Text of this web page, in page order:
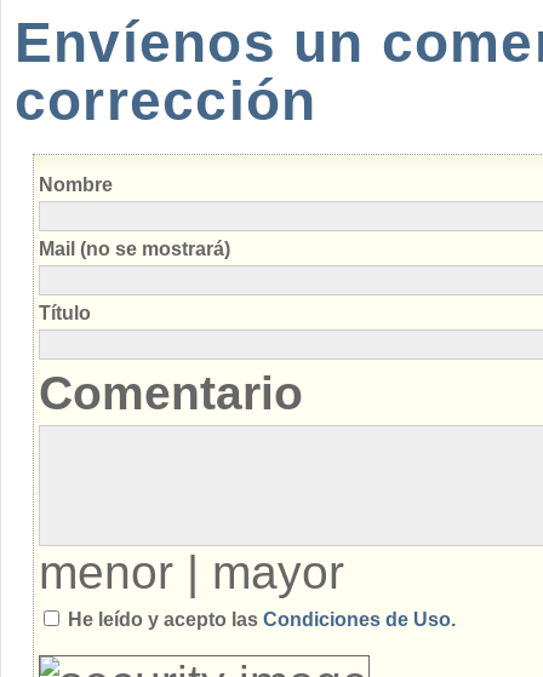
Envíenos un
corrección
Nombre
Mail (no se mostrará)
Título
Comentario
menor | mayor
He leído y acepto las Condiciones de Uso.